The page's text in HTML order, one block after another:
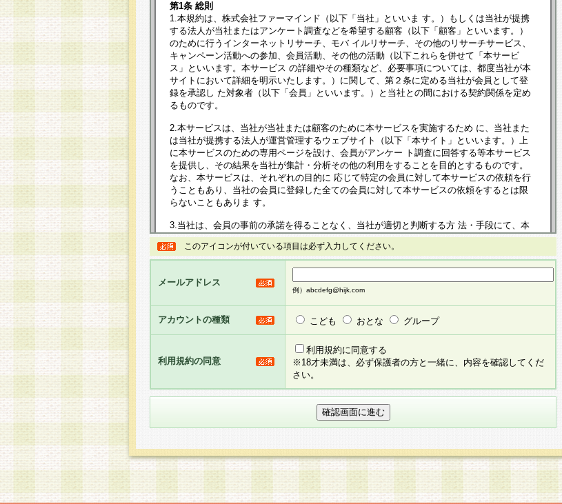
第1条 総則
1.本規約は、株式会社ファーマインド（以下「当社」といいま す。）もしくは当社が提携
する法人が当社またはアンケート調査などを希望する顧客（以下「顧客」といいます。）
のために行うインターネットリサーチ、モバ イルリサーチ、その他のリサーチサービス、
キャンペーン活動への参加、会員活動、その他の活動（以下これらを併せて「本サービ
ス」といいます。本サービス の詳細やその種類など、必要事項については、都度当社が本
サイトにおいて詳細を明示いたします。）に関して、第２条に定める当社が会員として登
録を承認し た対象者（以下「会員」といいます。）と当社との間における契約関係を定め
るものです。
2.本サービスは、当社が当社または顧客のために本サービスを実施するため に、当社また
は当社が提携する法人が運営管理するウェブサイト（以下「本サイト」といいます。）上
に本サービスのための専用ページを設け、会員がアンケー ト調査に回答する等本サービス
を提供し、その結果を当社が集計・分析その他の利用をすることを目的とするものです。
なお、本サービスは、それぞれの目的に 応じて特定の会員に対して本サービスの依頼を行
うこともあり、当社の会員に登録した全ての会員に対して本サービスの依頼をするとは限
らないこともありま す。
3.当社は、会員の事前の承諾を得ることなく、当社が適切と判断する方 法・手段にて、本
規約を任意に制定、変更または修正することができるものとします。改定後の本規約等
は、本規約においては本サイトに掲示したときに、その 他の諸規定については、会員に対
して告知の案内を配信または本サイトに掲示したときのいずれか早い時期をもってその効
るものとします。
5.当社がお聞きする個人情報は、すべて会員登録希望者の自由な意思で提 供いただいたも
のと考えております。従って、会員登録希望者が自らの個人情報の提供を希望されない場
合には、当社はその個人情報をお預かりいたしません が、提供されないことによって、当
社の取扱商品やサービス等をご利用いただけない場合がありますことを予めご了承くださ
い。
6.当社は、お客様から当社が保有している個人情報の開示・訂正・追加・ 利用停止等を求
められた場合には、ご本人様であることが当社にて確認できた場合に限り、法令に準拠し
せ先となります。
第2条 会員の資格
1.会員とは、本規約等を承諾のうえ、当社所定の登録手続きを全て完了し、当社が承認した
このアイコンが付いている項目は必ず入力してください。
メールアドレス
例）abcdefg@hijk.com
アカウントの種類 こども おとな グループ
利用規約の同意
利用規約に同意する
※18才未満は、必ず保護者の方と一緒に、内容を確認してくだ
さい。